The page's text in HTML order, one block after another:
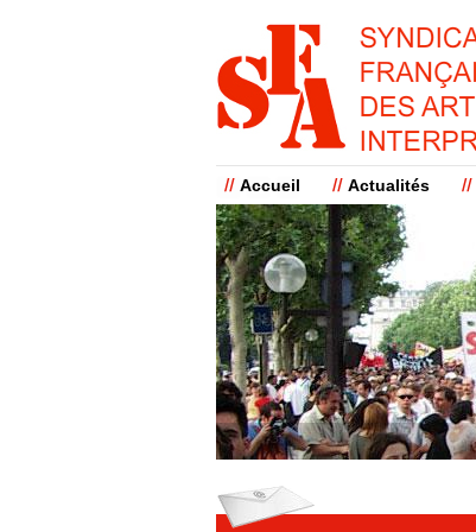
Accueil Actualités